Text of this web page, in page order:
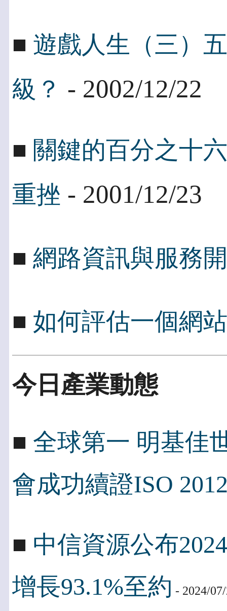
■ 遊戲人生（三）
級？ - 2002/12/22
■ 關鍵的百分之十
重挫 - 2001/12/23
■ 網路資訊與服務
■ 如何評估一個網
今日產業動態
■ 全球第一 明基佳
會成功續證ISO
■ 中信資源公布
增長93.1%至約 - 2024/